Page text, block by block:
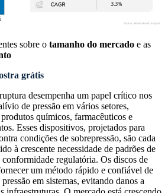
sobre o tamanho do mercado e as
grátis
desempenha um papel crítico nos
de pressão em vários setores,
químicos, farmacêuticos e
Esses dispositivos, projetados para
condições de sobrepressão, são cada
à crescente necessidade de padrões de
conformidade regulatória. Os discos de
um método rápido e confiável de
em sistemas, evitando danos a